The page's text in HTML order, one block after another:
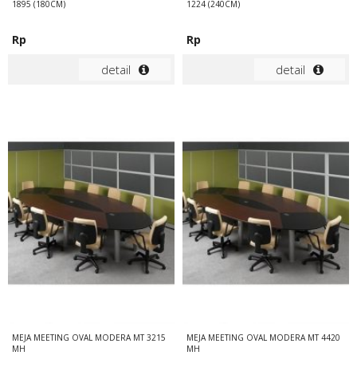
1895 (180CM)
Rp
detail
1224 (240CM)
Rp
detail
MEJA MEETING OVAL MODERA MT 3215
MH
MEJA MEETING OVAL MODERA MT 4420
MH